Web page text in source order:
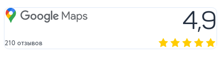
Google Maps 4,9
210 отзывов